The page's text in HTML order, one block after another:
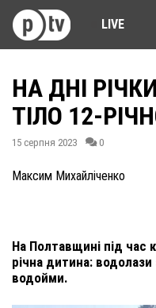
LIVE
НА ДНІ
ТІЛО 12-
15 серпня 2023 0
Максим Михайліченко
На Полтавщині під час
річна дитина:
водойми.